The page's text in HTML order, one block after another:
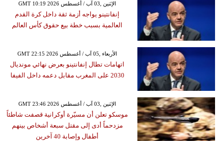
GMT 10:19 2026 الإثنين ,03 آب / أغسطس
إنفانتينو يواجه أزمة ثقة داخل كرة القدم
العالمية بسبب خطة بيع حقوق كأس العالم
GMT 22:15 2026 الأربعاء ,05 آب / أغسطس
اتهامات تطال إنفانتينو بعرض نهائي مونديال
2030 على المغرب مقابل دعمه داخل الفيفا
GMT 23:46 2026 الإثنين ,03 آب / أغسطس
موسكو تعلن أن مسيّرة أوكرانية قصفت شاطئاً
مزدحماً أدى إلى مقتل سبعة أشخاص بينهم
أطفال وإصابة 40 آخرين